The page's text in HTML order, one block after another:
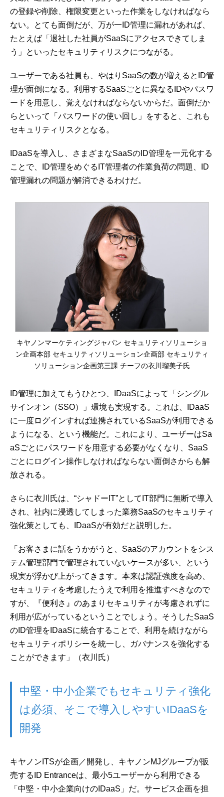
の登録や削除、権限変更といった作業をしなければなら
ない。とても面倒だが、万が一ID管理に漏れがあれば、
たとえば「退社した社員がSaaSにアクセスできてしま
う」といったセキュリティリスクにつながる。
ユーザーである社員も、やはりSaaSの数が増えるとID管
理が面倒になる。利用するSaaSごとに異なるIDやパスワ
ードを用意し、覚えなければならないからだ。面倒だか
らといって「パスワードの使い回し」をすると、これも
セキュリティリスクとなる。
IDaaSを導入し、さまざまなSaaSのID管理を一元化する
ことで、ID管理をめぐるIT管理者の作業負荷の問題、ID
管理漏れの問題が解消できるわけだ。
キヤノンマーケティングジャパン セキュリティソリューショ
ン企画本部 セキュリティソリューション企画部 セキュリティ
ソリューション企画第三課 チーフの衣川瑠美子氏
ID管理に加えてもうひとつ、IDaaSによって「シングル
サインオン（SSO）」環境も実現する。これは、IDaaS
に一度ログインすれば連携されているSaaSが利用できる
ようになる、という機能だ。これにより、ユーザーはSa
aSごとにパスワードを用意する必要がなくなり、SaaS
ごとにログイン操作しなければならない面倒さからも解
放される。
さらに衣川氏は、“シャドーIT”としてIT部門に無断で導入
され、社内に浸透してしまった業務SaaSのセキュリティ
強化策としても、IDaaSが有効だと説明した。
「お客さまに話をうかがうと、SaaSのアカウントをシス
テム管理部門で管理されていないケースが多い、という
現実が浮かび上がってきます。本来は認証強度を高め、
セキュリティを考慮したうえで利用を推進すべきなので
すが、『便利さ』のあまりセキュリティが考慮されずに
利用が広がっているということでしょう。そうしたSaaS
のID管理をIDaaSに統合することで、利用を続けながら
セキュリティポリシーを統一し、ガバナンスを強化する
ことができます」（衣川氏）
中堅・中小企業でもセキュリティ強化
は必須、そこで導入しやすいIDaaSを
開発
キヤノンITSが企画／開発し、キヤノンMJグループが販
売するID Entranceは、最小5ユーザーから利用できる
「中堅・中小企業向けのIDaaS」だ。サービス企画を担